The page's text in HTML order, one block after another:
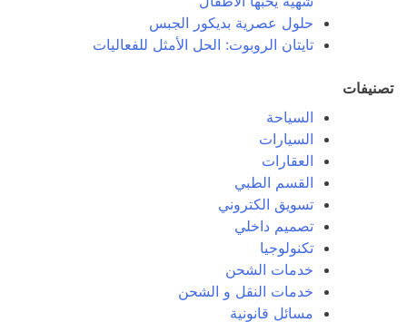
حلول عصرية بديكور الجبس
تايتان الروبوت: الحل الأمثل للفعاليات
تصنيفات
السياحة
السيارات
العقارات
القسم الطبي
تسويق الكتروني
تصميم داخلي
تكنولوجيا
خدمات الشحن
خدمات النقل و الشحن
مسائل قانونية